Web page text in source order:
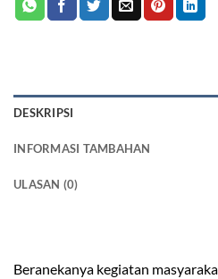
DESKRIPSI
INFORMASI TAMBAHAN
ULASAN (0)
Beranekanya kegiatan